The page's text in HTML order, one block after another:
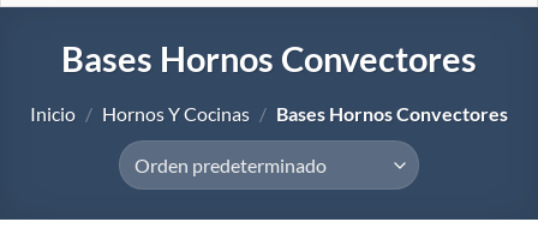
Bases Hornos Convectores
Inicio / Hornos Y Cocinas / Bases Hornos Convectores